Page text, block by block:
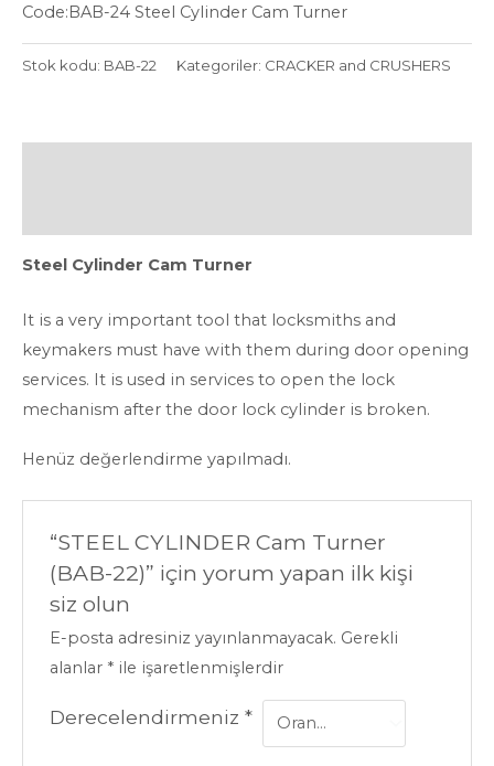
Code:BAB-24 Steel Cylinder Cam Turner
Stok kodu: BAB-22 Kategoriler: CRACKER and CRUSHERS
Steel Cylinder Cam Turner
It is a very important tool that locksmiths and
keymakers must have with them during door opening
services. It is used in services to open the lock
mechanism after the door lock cylinder is broken.
Henüz değerlendirme yapılmadı.
“STEEL CYLINDER Cam Turner
(BAB-22)” için yorum yapan ilk kişi
siz olun
E-posta adresiniz yayınlanmayacak. Gerekli
alanlar * ile işaretlenmişlerdir
Derecelendirmeniz*